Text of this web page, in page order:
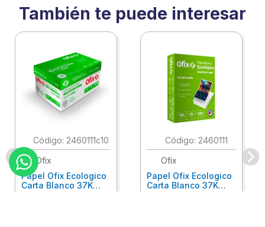
También te puede interesar
: 2460111c10
Ofix
Papel Ofix Ecologico
Carta Blanco 37K
: 2460111
Ofix
Papel Ofix Ecologico
Carta Blanco 37K